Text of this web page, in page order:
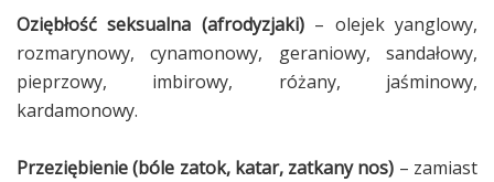
Oziębłość seksualna (afrodyzjaki)– olejek yanglowy,
rozmarynowy, cynamonowy, geraniowy, sandałowy,
pieprzowy, imbirowy, różany, jaśminowy,
kardamonowy.
Przeziębienie (bóle zatok, katar, zatkany nos) – zamiast